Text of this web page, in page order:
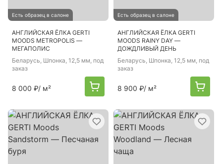
Есть образец в салоне
АНГЛИЙСКАЯ ЁЛКА GERTI
MOODS METROPOLIS —
МЕГАПОЛИС
Беларусь, Шпонка, 12,5 мм, под
заказ
8 000 ₽/ м²
Есть образец в салоне
АНГЛИЙСКАЯ ЁЛКА GERTI
MOODS RAINY DAY —
ДОЖДЛИВЫЙ ДЕНЬ
Беларусь, Шпонка, 12,5 мм, под
заказ
8 900 ₽/ м²